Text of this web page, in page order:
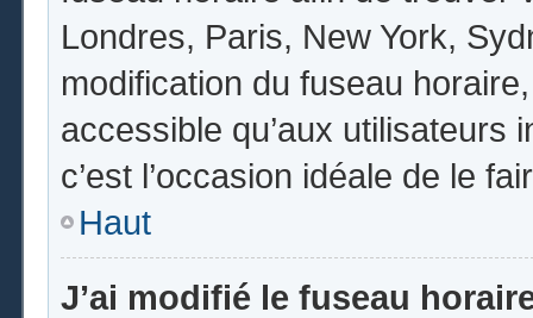
Londres, Paris, New York,
modification du fuseau
accessible qu’aux utilisateurs
c’est l’occasion idéale de le
Haut
J’ai modifié le fuseau